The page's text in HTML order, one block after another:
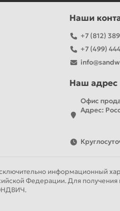
Наши
+7 (812)
+7 (499)
Наш адрес
Офис
Адрес:
информационный
Федерации. Для